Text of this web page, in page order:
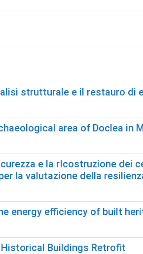
strutturale e il restauro di
area of Doclea in
e la rIcostruzione dei
la valutazione della
energy efficiency of built
Buildings Retrofit